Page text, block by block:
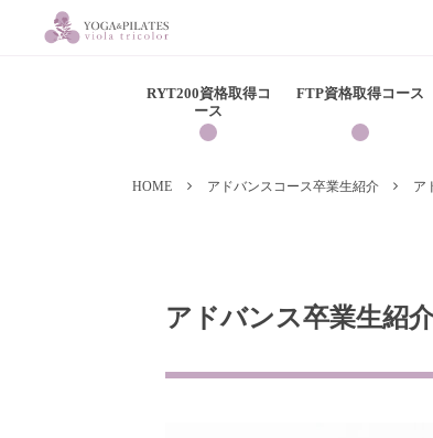
RYT200資格取得コ
ース
FTP資格取得コース
HOME アドバンスコース卒業生紹介 ア
アドバンス卒業生紹